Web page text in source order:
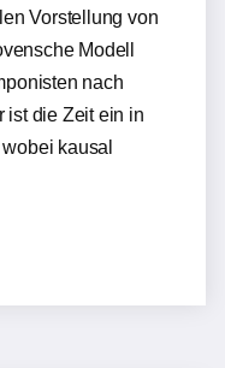
Vorstellung von
Modell
nach
ist die Zeit ein in
kausal